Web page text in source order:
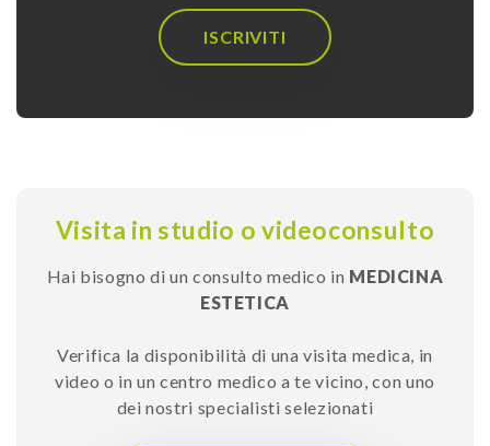
ISCRIVITI
Visita in studio o videoconsulto
Hai bisogno di un consulto medico in MEDICINA
ESTETICA
Verifica la disponibilità di una visita medica, in
video o in un centro medico a te vicino, con uno
dei nostri specialisti selezionati